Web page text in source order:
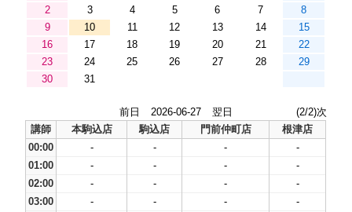
2
3 4 5 6 7
8
9
10 11 12 13 14
15
16
17 18 19 20 21
22
23
24 25 26 27 28
29
30
31
前日 2026-06-27 翌日
(2/2)次
講師
本駒込店 駒込店 門前仲町店
根津店
00:00
- - -
-
01:00
- - -
-
02:00
- - -
-
03:00
- - -
-